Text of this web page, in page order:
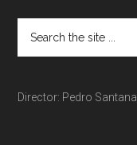
Director: Pedro Santana